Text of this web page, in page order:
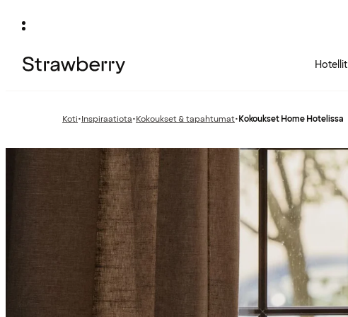
Hotellit
Koti•Edellinen
Inspiraatiota•Edellinen
Kokoukset & tapahtumat•Kokoukset Home Hotelissa